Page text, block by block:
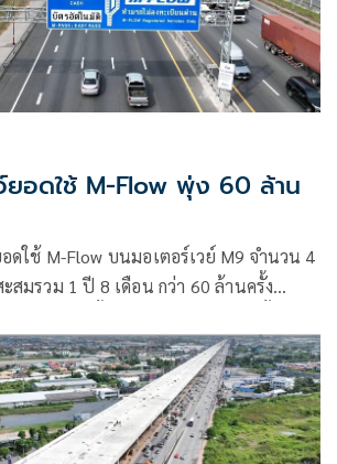
ยอดใช้ M-Flow พุ่ง 60 ล้าน
ดใช้ M-Flow บนมอเตอร์เวย์ M9 จำนวน 4
สมรวม 1 ปี 8 เดือน กว่า 60 ล้านครั้ง
นบนมอเตอร์เวย์ M7 “กรุงเทพฯ-บ้านฉาง“